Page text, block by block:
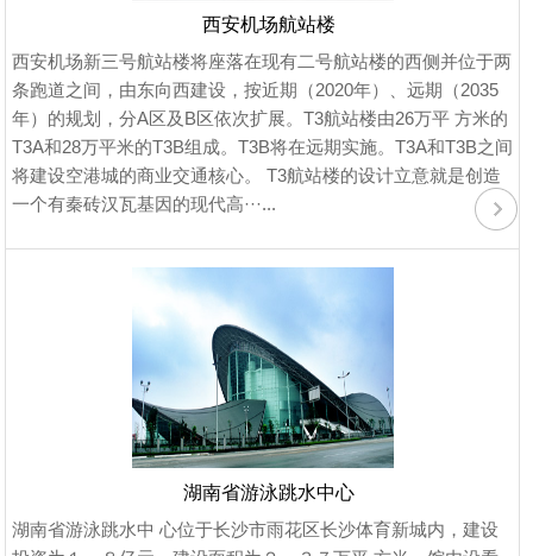
西安机场航站楼
西安机场新三号航站楼将座落在现有二号航站楼的西侧并位于两
条跑道之间，由东向西建设，按近期（2020年）、远期（2035
年）的规划，分A区及B区依次扩展。T3航站楼由26万平 方米的
T3A和28万平米的T3B组成。T3B将在远期实施。T3A和T3B之间
将建设空港城的商业交通核心。 T3航站楼的设计立意就是创造
一个有秦砖汉瓦基因的现代高···...
湖南省游泳跳水中心
湖南省游泳跳水中 心位于长沙市雨花区长沙体育新城内，建设